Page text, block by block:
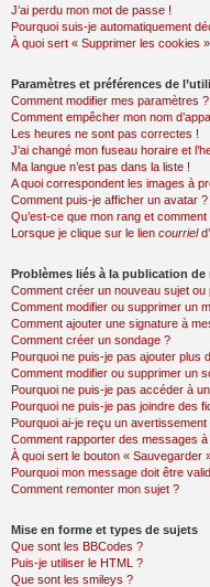
J’ai perdu mon mot de passe !
Pourquoi suis-je automatiquement
À quoi sert « Supprimer les cookies
Paramètres et préférences de
Comment modifier mes paramètres ?
Comment empêcher mon nom
Les heures ne sont pas correctes !
J’ai changé mon fuseau horaire et
Ma langue n’est pas dans la liste !
A quoi correspondent les images à
Comment puis-je afficher un avatar ?
Qu’est-ce que mon rang et comment
Lorsque je clique sur le lien courriel
Problèmes liés à la publication de
Comment créer un nouveau sujet
Comment modifier ou supprimer un
Comment ajouter une signature à
Comment créer un sondage ?
Pourquoi ne puis-je pas ajouter plus
Comment modifier ou supprimer un
Pourquoi ne puis-je pas accéder à
Pourquoi ne puis-je pas joindre des
Pourquoi ai-je reçu un avertissement
Comment rapporter des messages
À quoi sert le bouton « Sauvegarder
Pourquoi mon message doit être
Comment remonter mon sujet ?
Mise en forme et types de sujets
Que sont les BBCodes ?
Puis-je utiliser le HTML ?
Que sont les smileys ?